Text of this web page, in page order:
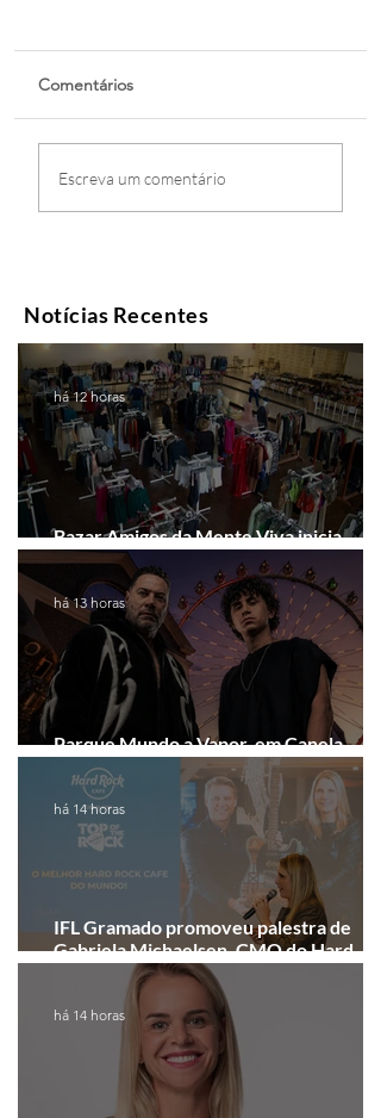
Comentários
Escreva um comentário
Notícias Recentes
Bazar Amigos da Mente Viva inicia
arrecadação em Gramado e Canela
há 12 horas
Parque Mundo a Vapor, em Canela,
recebe festival eletrônico em agosto
há 13 horas
IFL Gramado promoveu palestra de
Gabriela Michaelsen, CMO do Hard
Rock Cafe Gramado
há 14 horas
há 14 horas